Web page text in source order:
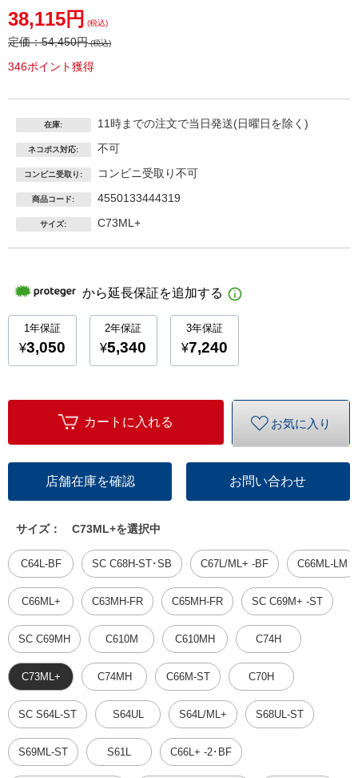
38,115円 (税込)
定価：54,450円(税込)
346ポイント獲得
在庫: 11時までの注文で当日発送(日曜日を除く)
ネコポス対応: 不可
コンビニ受取り: コンビニ受取り不可
商品コード: 4550133444319
サイズ: C73ML+
カートに入れる お気に入り
店舗在庫を確認 お問い合わせ
サイズ： C73ML+を選択中
C64L-BF SC C68H-ST･SB C67L/ML+ -BF C66ML-LM
C66ML+ C63MH-FR C65MH-FR SC C69M+ -ST
SC C69MH C610M C610MH C74H
C73ML+ C74MH C66M-ST C70H
SC S64L-ST S64UL S64L/ML+ S68UL-ST
S69ML-ST S61L C66L+ -2･BF